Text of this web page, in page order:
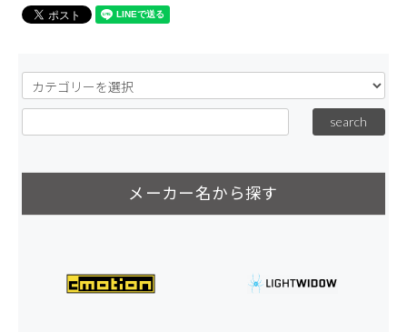
メーカー名から探す